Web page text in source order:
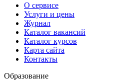
О сервисе
Услуги и цены
Журнал
Каталог вакансий
Каталог курсов
Карта сайта
Контакты
Образование